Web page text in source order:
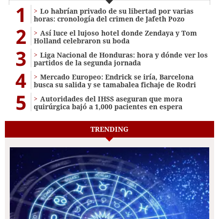
1
Lo habrían privado de su libertad por varias
horas: cronología del crimen de Jafeth Pozo
2
Así luce el lujoso hotel donde Zendaya y Tom
Holland celebraron su boda
3
Liga Nacional de Honduras: hora y dónde ver los
partidos de la segunda jornada
4
Mercado Europeo: Endrick se iría, Barcelona
busca su salida y se tamabalea fichaje de Rodri
5
Autoridades del IHSS aseguran que mora
quirúrgica bajó a 1,000 pacientes en espera
TRENDING